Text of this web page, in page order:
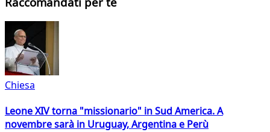
Chiesa
Leone XIV torna "missionario" in Sud America. A
novembre sarà in Uruguay, Argentina e Perù